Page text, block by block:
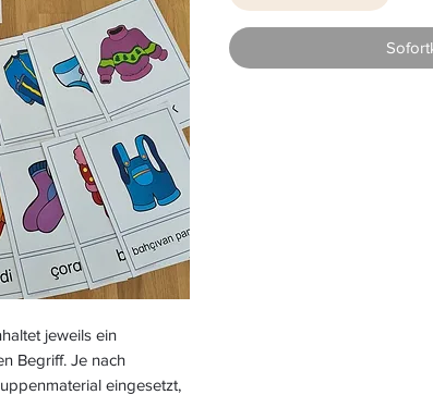
jeweils ein
Begriff. Je nach
eingesetzt,